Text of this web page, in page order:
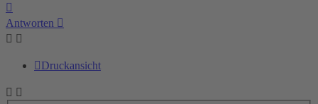
Antworten
Druckansicht